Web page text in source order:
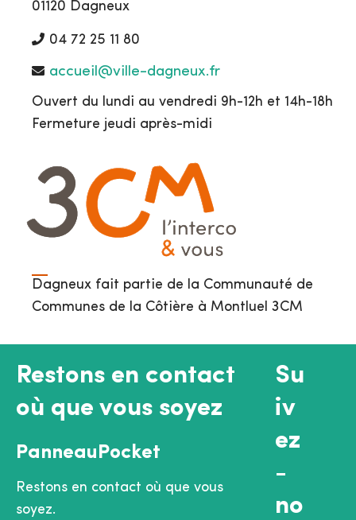
01120 Dagneux
04 72 25 11 80
accueil@ville-dagneux.fr
Ouvert du lundi au vendredi 9h-12h et 14h-18h
Fermeture jeudi après-midi
Dagneux fait partie de la Communauté de
Communes de la Côtière à Montluel 3CM
Restons en contact
où que vous soyez
PanneauPocket
Restons en contact où que vous
soyez.
Su
iv
ez
-
no